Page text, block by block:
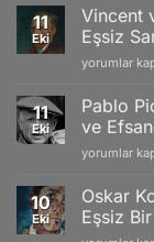
Editions
and
Swiss
Gücü
ve
Doğanın
Yansımaları
için
11
Eki
Vincent
Eşsiz
Vincent
Gogh:
Tutku
ve
Duygularla
Eşsiz
Sanat
Dünyası
yorumlar
11
Eki
Pablo
ve
Pablo
Sanat
Dünyasını
Değiştiren
yorumlar
10
Eki
Oskar
Eşsiz